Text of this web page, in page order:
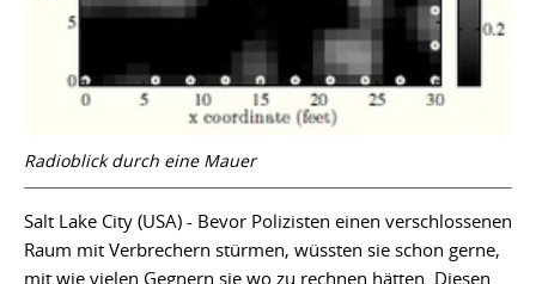
Radioblick durch eine Mauer
Salt Lake City (USA) - Bevor Polizisten einen verschlossenen
Raum mit Verbrechern stürmen, wüssten sie schon gerne,
mit wie vielen Gegnern sie wo zu rechnen hätten. Diesen